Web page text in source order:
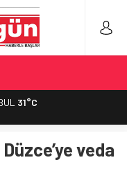
BÜYÜK HATALAR
31°C
veda